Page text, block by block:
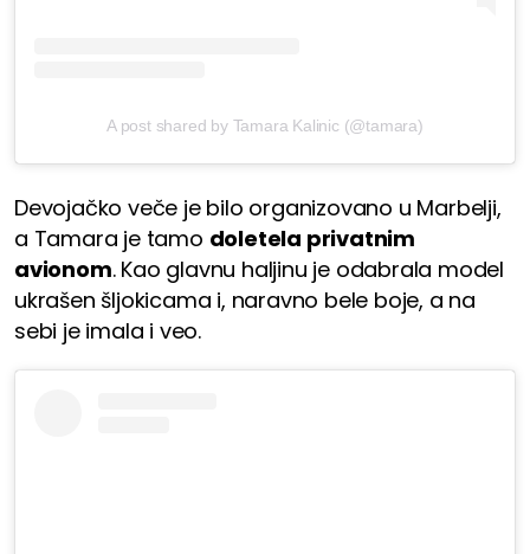
A post shared by Tamara Kalinic (@tamara)
Devojačko veče je bilo organizovano u Marbelji,
a Tamara je tamo doletela privatnim
avionom. Kao glavnu haljinu je odabrala model
ukrašen šljokicama i, naravno bele boje, a na
sebi je imala i veo.